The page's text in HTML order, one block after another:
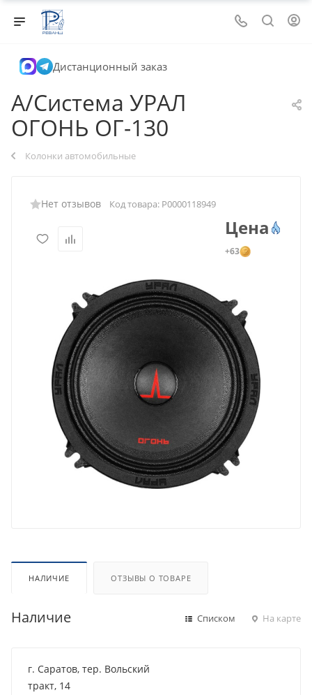
Дистанционный заказ
A/Система УРАЛ
ОГОНЬ ОГ-130
Колонки автомобильные
Нет отзывов Код товара: Р0000118949
Цена
+63
НАЛИЧИЕ ОТЗЫВЫ О ТОВАРЕ
Наличие Списком На карте
г. Саратов, тер. Вольский
тракт, 14